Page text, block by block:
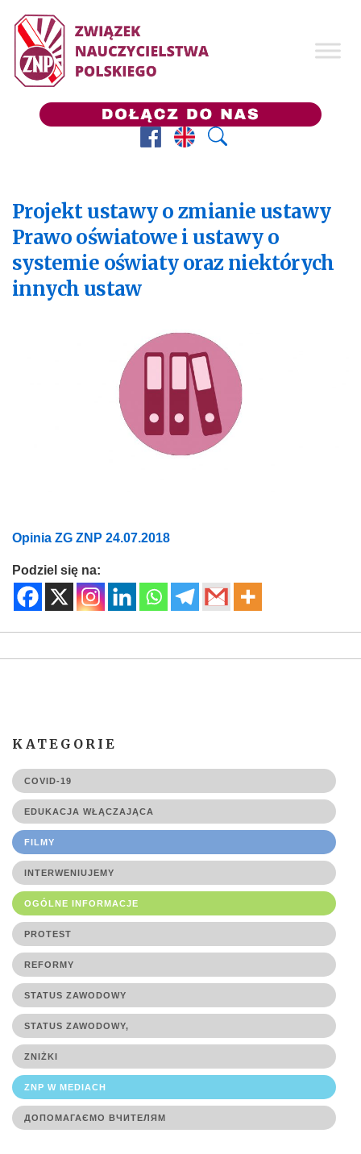
FacebookPrezes ZNP
Wyszukaj
Projekt ustawy o zmianie ustawy
Prawo oświatowe i ustawy o
systemie oświaty oraz niektórych
innych ustaw
Opinia ZG ZNP 24.07.2018
Podziel się na:
KATEGORIE
COVID-19
EDUKACJA WŁĄCZAJĄCA
FILMY
INTERWENIUJEMY
OGÓLNE INFORMACJE
PROTEST
REFORMY
STATUS ZAWODOWY
STATUS ZAWODOWY,
ZNIŻKI
ZNP W MEDIACH
ДОПОМАГАЄМО ВЧИТЕЛЯМ